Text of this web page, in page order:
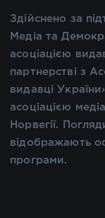
Здійснено за
Медіа та
асоціацією
партнерстві з
видавці
асоціацією
Норвегії.
відображають
програми.